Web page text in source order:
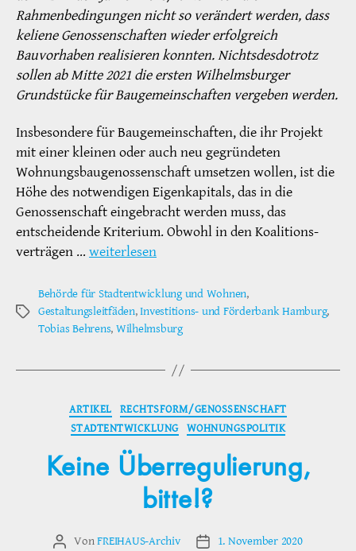
Rahmenbedingungen nicht so verändert werden, dass
keliene Genossenschaften wieder erfolgreich
Bauvorhaben realisieren konnten. Nichtsdesdotrotz
sollen ab Mitte 2021 die ersten Wilhelmsburger
Grundstücke für Baugemeinschaften vergeben werden.
Insbesondere für Baugemeinschaften, die ihr Projekt
mit einer kleinen oder auch neu gegründeten
Wohnungsbaugenossenschaft umsetzen wollen, ist die
Höhe des notwendigen Eigenkapitals, das in die
Genossenschaft eingebracht werden muss, das
entscheidende Kriterium. Obwohl in den Koalitions­
verträgen … weiterlesen
Schlagwörter
Behörde für Stadtentwicklung und Wohnen,
Gestaltungsleitfäden,Investitions- und Förderbank Hamburg,
Tobias Behrens, Wilhelmsburg
Kategorien
ARTIKEL
RECHTSFORM/GENOSSENSCHAFT
STADTENTWICKLUNG
WOHNUNGSPOLITIK
Keine Überregulierung,
bitte!?
Beitragsautor
VonFREIHAUS-Archiv Veröffentlichungsdatum
1. November 2020